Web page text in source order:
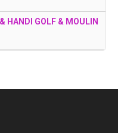
HANDI GOLF & MOULIN